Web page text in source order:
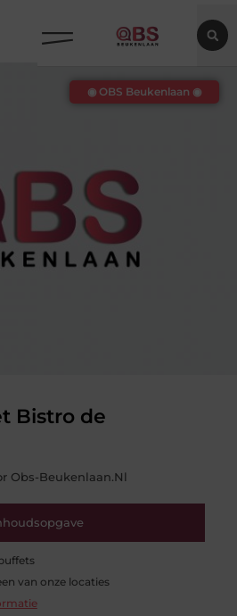
Bistro de
Obs-Beukenlaan.nl
van onze locaties
◉ OBS Beukenlaan ◉